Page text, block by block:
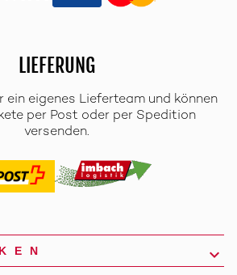
LIEFERUNG
ein eigenes Lieferteam und können
per Post oder per Spedition
versenden.